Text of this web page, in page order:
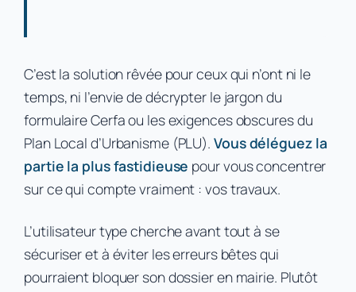
C’est la solution rêvée pour ceux qui n’ont ni le
temps, ni l’envie de décrypter le jargon du
formulaire Cerfa ou les exigences obscures du
Plan Local d’Urbanisme (PLU). Vous déléguez la
partie la plus fastidieuse pour vous concentrer
sur ce qui compte vraiment : vos travaux.
L’utilisateur type cherche avant tout à se
sécuriser et à éviter les erreurs bêtes qui
pourraient bloquer son dossier en mairie. Plutôt